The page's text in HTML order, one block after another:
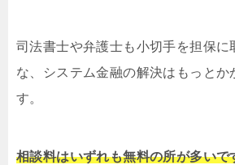
司法書士や弁護士も小切手を担保に
な、システム金融の解決はもっとか
す。
相談料はいずれも無料の所が多いで